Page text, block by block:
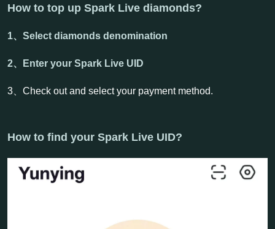
How to top up Spark Live diamonds?
1、Select diamonds denomination
2、Enter your Spark Live UID
3、Check out and select your payment method.
How to find your Spark Live UID?